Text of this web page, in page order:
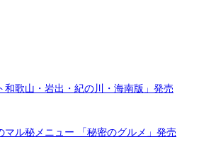
和歌山・岩出・紀の川・海南版」発売
マル秘メニュー 「秘密のグルメ」発売